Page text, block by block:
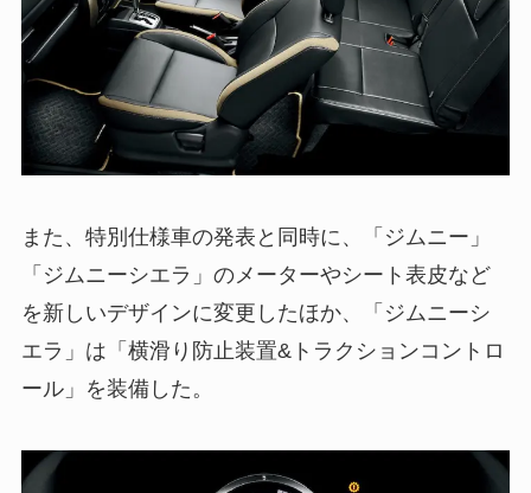
また、特別仕様車の発表と同時に、「ジムニー」
「ジムニーシエラ」のメーターやシート表皮など
を新しいデザインに変更したほか、「ジムニーシ
エラ」は「横滑り防止装置&トラクションコントロ
ール」を装備した。